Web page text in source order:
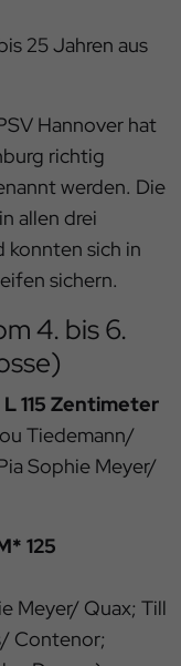
25 Jahren aus
Hannover hat
richtig
werden. Die
allen drei
konnten sich in
sichern.
4. bis 6.
115 Zentimeter
Tiedemann/
Sophie Meyer/
125
Meyer/ Quax; Till
Contenor;